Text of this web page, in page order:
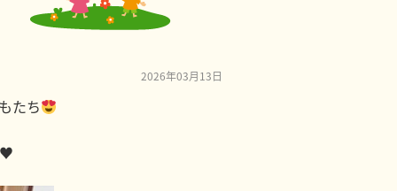
2026年03月13日
たち
♥️